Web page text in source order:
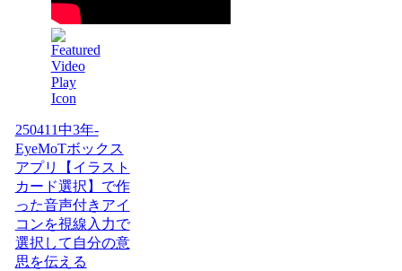
250411中3年-
EyeMoTボックス
アプリ【イラスト
カード選択】で作
った音声付きアイ
コンを視線入力で
選択して自分の意
思を伝える